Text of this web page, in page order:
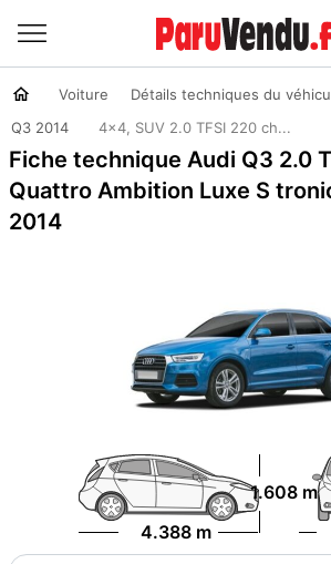
Voiture Détails techniques du
Q3 2014
4x4, SUV 2.0 TFSI 220 ch...
Fiche technique Audi Q3 2.0
Quattro Ambition Luxe S
2014
4.388 m
1.608 m